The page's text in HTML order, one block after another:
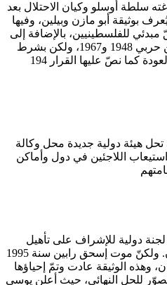
سلطة أوسلو وكيان الاحتلال بعد
بوثيقة أبو مازن وبيلين، وفيها
للفلسطينيين، بالإضافة إلى
التعويض عن الخسائر الناتجة عن حربي 1948 و1967، ولكن بشرط
اعتراف الجانب الفلسطيني أنّ العودة كما نصّ عليها القرار 194
تحل هيئة دولية جديدة محل وكالة
اللاجئين في دول وأماكن
دولية للإشراف على تأهيل
اللاجئين وإدماجهم حيث يوجدون. ولكنّ موت إسحق رابين سنة 1995
وهذه الوثيقة عادت وتمّ إحياؤها
2003 ضمن التصوّر للحل النهائي، حيث أعلن يوسي